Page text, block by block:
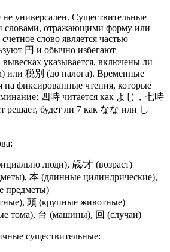
универсален. Существительные
словами, отражающими форму или
слово является частью
円 и обычно избегают
указывается, включены ли
или 税別 (до налога). Временные
на фиксированные чтения, которые
四時 читается как よじ，七時
решает, будет ли 7 как なな или し
люди), 歳/才 (возраст)
本 (длинные цилиндрические),
предметы)
頭 (крупные животные)
тома), 台 (машины), 回 (случаи)
существительные: